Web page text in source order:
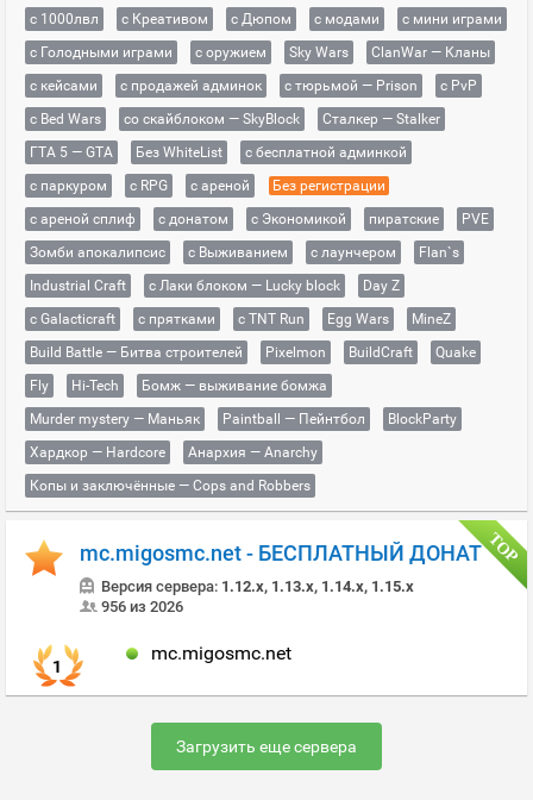
с 1000лвл c Креативом с Дюпом с модами
с мини играми
с Голодными играми
с оружием Sky Wars
ClanWar — Кланы
с кейсами
с продажей админок с тюрьмой — Prison
с PvP
с Bed Wars
со скайблоком — SkyBlock
Сталкер — Stalker
ГТА 5 — GTA
Без WhiteList
с бесплатной админкой
с паркуром
с RPG с ареной
Без регистрации
с ареной сплиф
с донатом с Экономикой пиратские
PVE
Зомби апокалипсис
с Выживанием с лаунчером
Flan`s
Industrial Craft
с Лаки блоком — Lucky block
Day Z
с Galacticraft
с прятками с TNT Run Egg Wars
MineZ
Build Battle — Битва строителей
Pixelmon BuildCraft
Quake
Fly
Hi-Tech
Бомж — выживание бомжа
Murder mystery — Маньяк
Paintball — Пейнтбол
BlockParty
Хардкор — Hardcore
Анархия — Anarchy
Копы и заключённые — Cops and Robbers
mc.migosmc.net - БЕСПЛАТНЫЙ ДОНАТ
Версия сервера: 1.12.x, 1.13.x, 1.14.x, 1.15.x
956 из 2026
1
mc.migosmc.net
Загрузить еще сервера